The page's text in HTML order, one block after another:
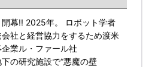
開幕!! 2025年。 ロボット学者
社と経営協力をするため渡米
業ル・ファール社
の研究施設で“悪魔の壁